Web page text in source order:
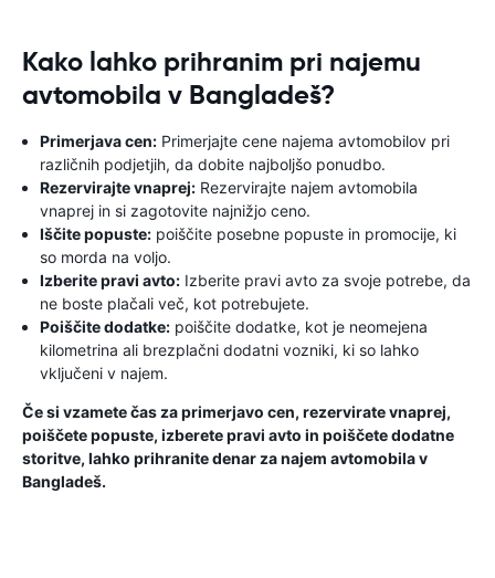
Kako lahko prihranim pri najemu
avtomobila v Bangladeš?
Primerjava cen: Primerjajte cene najema avtomobilov pri
različnih podjetjih, da dobite najboljšo ponudbo.
Rezervirajte vnaprej: Rezervirajte najem avtomobila
vnaprej in si zagotovite najnižjo ceno.
Iščite popuste: poiščite posebne popuste in promocije, ki
so morda na voljo.
Izberite pravi avto: Izberite pravi avto za svoje potrebe, da
ne boste plačali več, kot potrebujete.
Poiščite dodatke: poiščite dodatke, kot je neomejena
kilometrina ali brezplačni dodatni vozniki, ki so lahko
vključeni v najem.
Če si vzamete čas za primerjavo cen, rezervirate vnaprej,
poiščete popuste, izberete pravi avto in poiščete dodatne
storitve, lahko prihranite denar za najem avtomobila v
Bangladeš.